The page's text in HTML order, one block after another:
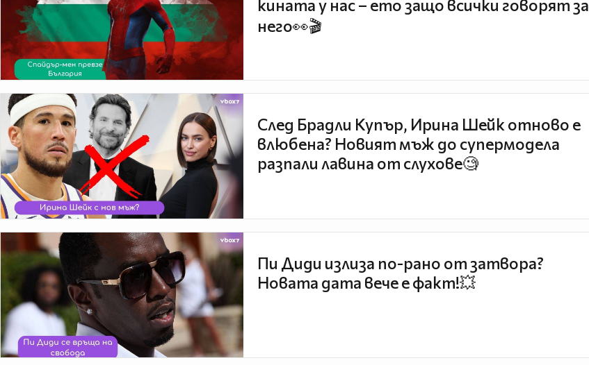
кината у нас – ето защо всички говорят за
него👀🎬
След Брадли Купър, Ирина Шейк отново е
влюбена? Новият мъж до супермодела
разпали лавина от слухове🧐
Пи Диди излиза по-рано от затвора?
Новата дата вече е факт!💥